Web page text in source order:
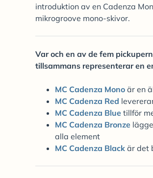
introduktion av en Cadenza
mikrogroove mono-skivor.
Var och en av de fem
tillsammans representerar en
MC Cadenza Mono är en
MC Cadenza Red
MC Cadenza Blue tillför
MC Cadenza Bronze
alla element
MC Cadenza Black är det